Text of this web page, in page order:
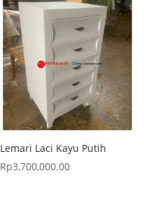
Lemari Laci Kayu Putih
Rp3,700,000.00